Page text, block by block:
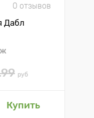
0 отзывов
Дабл
руб
Купить